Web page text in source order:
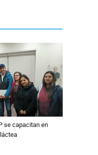
se capacitan en